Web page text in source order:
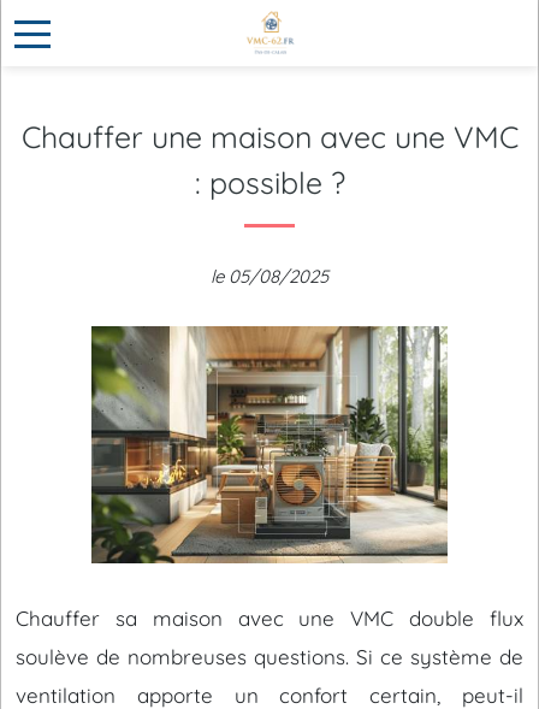
Chauffer une maison avec une VMC
: possible ?
le 05/08/2025
Chauffer sa maison avec une VMC double flux
soulève de nombreuses questions. Si ce système de
ventilation apporte un confort certain, peut-il